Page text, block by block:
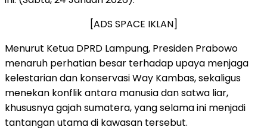
[ADS SPACE IKLAN]
Menurut Ketua DPRD Lampung, Presiden Prabowo
menaruh perhatian besar terhadap upaya menjaga
kelestarian dan konservasi Way Kambas, sekaligus
menekan konflik antara manusia dan satwa liar,
khususnya gajah sumatera, yang selama ini menjadi
tantangan utama di kawasan tersebut.